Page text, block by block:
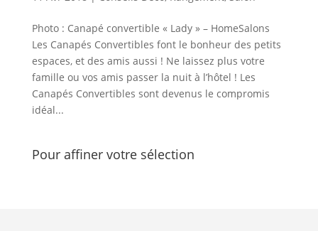
Photo : Canapé convertible « Lady » – HomeSalons
Les Canapés Convertibles font le bonheur des petits
espaces, et des amis aussi ! Ne laissez plus votre
famille ou vos amis passer la nuit à l’hôtel ! Les
Canapés Convertibles sont devenus le compromis
idéal...
Pour affiner votre sélection